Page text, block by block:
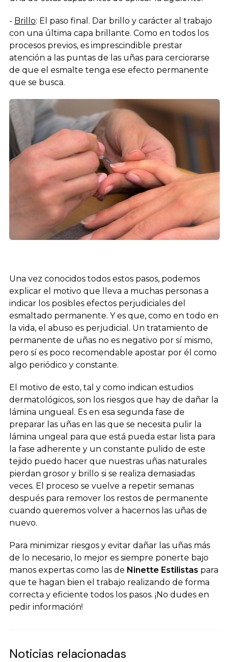
- Brillo: El paso final. Dar brillo y carácter al trabajo
con una última capa brillante. Como en todos los
procesos previos, es imprescindible prestar
atención a las puntas de las uñas para cerciorarse
de que el esmalte tenga ese efecto permanente
que se busca.
Una vez conocidos todos estos pasos, podemos
explicar el motivo que lleva a muchas personas a
indicar los posibles efectos perjudiciales del
esmaltado permanente. Y es que, como en todo en
la vida, el abuso es perjudicial. Un tratamiento de
permanente de uñas no es negativo por sí mismo,
pero sí es poco recomendable apostar por él como
algo periódico y constante.
El motivo de esto, tal y como indican estudios
dermatológicos, son los riesgos que hay de dañar la
lámina ungueal. Es en esa segunda fase de
preparar las uñas en las que se necesita pulir la
lámina ungeal para que está pueda estar lista para
la fase adherente y un constante pulido de este
tejido puedo hacer que nuestras uñas naturales
pierdan grosor y brillo si se realiza demasiadas
veces. El proceso se vuelve a repetir semanas
después para remover los restos de permanente
cuando queremos volver a hacernos las uñas de
nuevo.
Para minimizar riesgos y evitar dañar las uñas más
de lo necesario, lo mejor es siempre ponerte bajo
manos expertas como las de Ninette Estilistas para
que te hagan bien el trabajo realizando de forma
correcta y eficiente todos los pasos. ¡No dudes en
pedir información!
Noticias relacionadas